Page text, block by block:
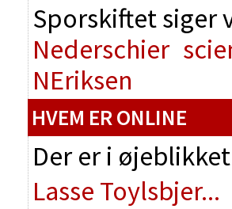
Sporskiftet
Nederschier
NEriksen
HVEM ER ONLINE
Der er i
Lasse Toylsbjer...